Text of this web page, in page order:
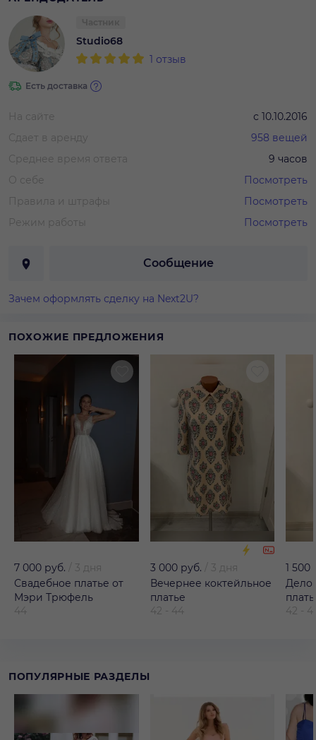
Studio68
1 отзыв
Есть доставка
На сайте с 10.10.2016
Сдает в аренду
958 вещей
Среднее время ответа
9 часов
О себе
Посмотреть
Правила и штрафы
Посмотреть
Режим работы
Посмотреть
Сообщение
Зачем оформлять сделку на Next2U?
ПОХОЖИЕ ПРЕДЛОЖЕНИЯ
7 000 руб.
3 дня
Свадебное платье от
Мэри Трюфель
44
3 000 руб.
3 дня
Вечернее коктейльное
платье
42 - 44
1 500
42 -
ПОПУЛЯРНЫЕ РАЗДЕЛЫ